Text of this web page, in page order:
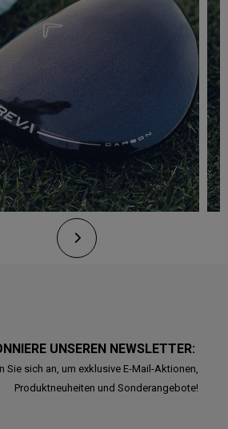
UNSEREN NEWSLETTER:
Sie sich an, um exklusive E-Mail-Aktionen,
Produktneuheiten und Sonderangebote!